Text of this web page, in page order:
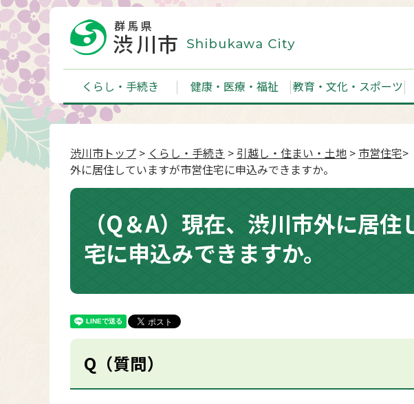
くらし・手続き 健康・医療・福祉 教育・文化・スポーツ
渋川市トップ > くらし・手続き > 引越し・住まい・土地 > 市営住宅>
外に居住していますが市営住宅に申込みできますか。
（Q＆A）現在、渋川市外に居
宅に申込みできますか。
Q（質問）